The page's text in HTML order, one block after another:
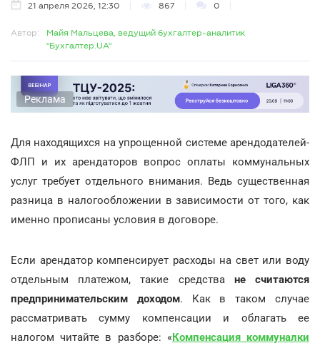
21 апреля 2026, 12:30 867 0
Автор:
Майя Мальцева, ведущий бухгалтер-аналитик
"Бухгалтер.UA"
Реклама
Для находящихся на упрощенной системе арендодателей-
ФЛП и их арендаторов вопрос оплаты коммунальных
услуг требует отдельного внимания. Ведь существенная
разница в налогообложении в зависимости от того, как
именно прописаны условия в договоре.
Если арендатор компенсирует расходы на свет или воду
отдельным платежом, такие средства не считаются
предпринимательским доходом. Как в таком случае
рассматривать сумму компенсации и облагать ее
налогом читайте в разборе: «Компенсация коммуналки